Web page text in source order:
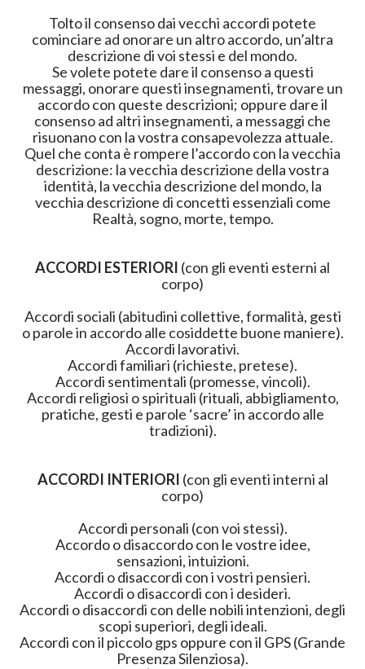
Tolto il consenso dai vecchi accordi potete
cominciare ad onorare un altro accordo, un’altra
descrizione di voi stessi e del mondo.
Se volete potete dare il consenso a questi
messaggi, onorare questi insegnamenti, trovare un
accordo con queste descrizioni; oppure dare il
consenso ad altri insegnamenti, a messaggi che
risuonano con la vostra consapevolezza attuale.
Quel che conta è rompere l’accordo con la vecchia
descrizione: la vecchia descrizione della vostra
identità, la vecchia descrizione del mondo, la
vecchia descrizione di concetti essenziali come
Realtà, sogno, morte, tempo.
ACCORDI ESTERIORI (con gli eventi esterni al
corpo)
Accordi sociali (abitudini collettive, formalità, gesti
o parole in accordo alle cosiddette buone maniere).
Accordi lavorativi.
Accordi familiari (richieste, pretese).
Accordi sentimentali (promesse, vincoli).
Accordi religiosi o spirituali (rituali, abbigliamento,
pratiche, gesti e parole ‘sacre’ in accordo alle
tradizioni).
ACCORDI INTERIORI (con gli eventi interni al
corpo)
Accordi personali (con voi stessi).
Accordo o disaccordo con le vostre idee,
sensazioni, intuizioni.
Accordi o disaccordi con i vostri pensieri.
Accordi o disaccordi con i desideri.
Accordi o disaccordi con delle nobili intenzioni, degli
scopi superiori, degli ideali.
Accordi con il piccolo gps oppure con il GPS (Grande
Presenza Silenziosa).